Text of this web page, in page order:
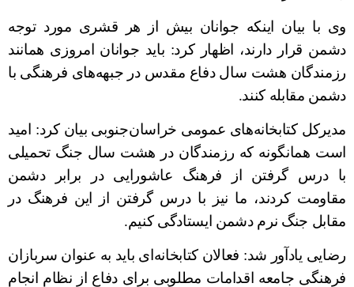
وی با بیان اینکه جوانان بیش از هر قشری مورد توجه
دشمن قرار دارند، اظهار کرد: باید جوانان امروزی همانند
رزمندگان هشت سال دفاع مقدس در جبهه‌های فرهنگی با
دشمن مقابله کنند.
مدیرکل کتابخانه‌های عمومی خراسان‌جنوبی بیان کرد: امید
است همانگونه که رزمندگان در هشت سال جنگ تحمیلی
با درس گرفتن از فرهنگ عاشورایی در برابر دشمن
مقاومت کردند، ما نیز با درس گرفتن از این فرهنگ در
مقابل جنگ نرم دشمن ایستادگی کنیم.
رضایی یادآور شد: فعالان کتابخانه‌ای باید به عنوان سربازان
فرهنگی جامعه اقدامات مطلوبی برای دفاع از نظام انجام